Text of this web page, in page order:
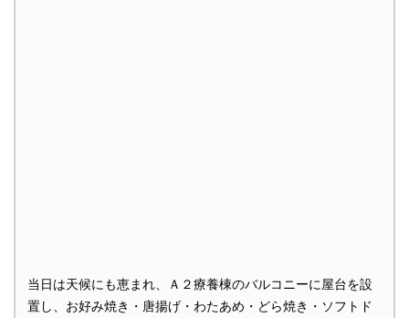
当日は天候にも恵まれ、Ａ２療養棟のバルコニーに屋台を設
置し、お好み焼き・唐揚げ・わたあめ・どら焼き・ソフトド